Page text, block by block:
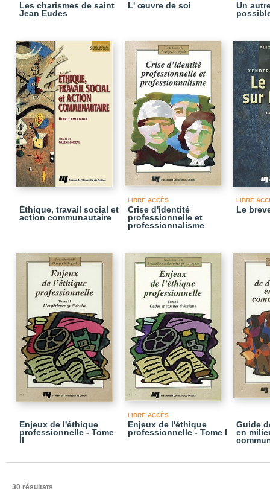
Les charismes de saint
Jean Eudes
L' œuvre de soi
Un
Éthique, travail social et
action communautaire
LIBRE ACCÈS
Crise d'identité
professionnelle et
professionnalisme
LIBRE
Le
Enjeux de l'éthique
professionnelle - Tome
II
LIBRE ACCÈS
Enjeux de l'éthique
professionnelle - Tome I
Guide
en
30 résultats